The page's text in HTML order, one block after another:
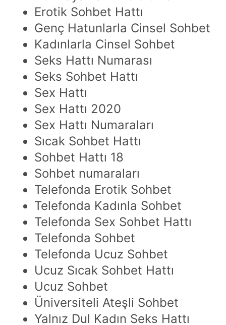
Erotik Sohbet Hattı
Genç Hatunlarla Cinsel Sohbet
Kadınlarla Cinsel Sohbet
Seks Hattı Numarası
Seks Sohbet Hattı
Sex Hattı
Sex Hattı 2020
Sex Hattı Numaraları
Sıcak Sohbet Hattı
Sohbet Hattı 18
Sohbet numaraları
Telefonda Erotik Sohbet
Telefonda Kadınla Sohbet
Telefonda Sex Sohbet Hattı
Telefonda Sohbet
Telefonda Ucuz Sohbet
Ucuz Sıcak Sohbet Hattı
Ucuz Sohbet
Üniversiteli Ateşli Sohbet
Yalnız Dul Kadın Seks Hattı